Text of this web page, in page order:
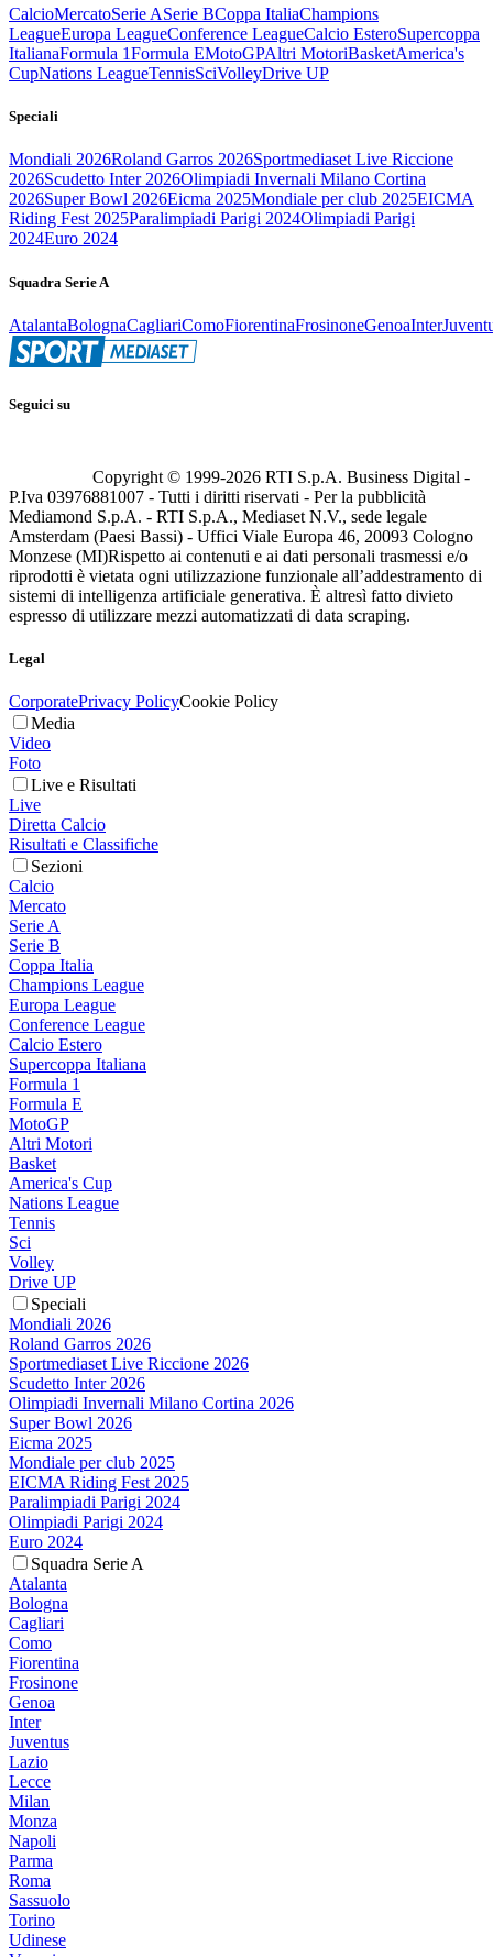
CalcioMercatoSerie ASerie BCoppa ItaliaChampions
LeagueEuropa LeagueConference LeagueCalcio EsteroSupercoppa
ItalianaFormula 1Formula EMotoGPAltri MotoriBasketAmerica's
CupNations LeagueTennisSciVolleyDrive UP
Speciali
Mondiali 2026Roland Garros 2026Sportmediaset Live Riccione
2026Scudetto Inter 2026Olimpiadi Invernali Milano Cortina
2026Super Bowl 2026Eicma 2025Mondiale per club 2025EICMA
Riding Fest 2025Paralimpiadi Parigi 2024Olimpiadi Parigi
2024Euro 2024
Squadra Serie A
AtalantaBolognaCagliariComoFiorentinaFrosinoneGenoaInter
Seguici su
Copyright © 1999-2026 RTI S.p.A. Business Digital -
P.Iva 03976881007 - Tutti i diritti riservati - Per la pubblicità
Mediamond S.p.A. - RTI S.p.A., Mediaset N.V., sede legale
Amsterdam (Paesi Bassi) - Uffici Viale Europa 46, 20093 Cologno
Monzese (MI)Rispetto ai contenuti e ai dati personali trasmessi e/o
riprodotti è vietata ogni utilizzazione funzionale all’addestramento di
sistemi di intelligenza artificiale generativa. È altresì fatto divieto
espresso di utilizzare mezzi automatizzati di data scraping.
Legal
CorporatePrivacy PolicyCookie Policy
Media
Video
Foto
Live e Risultati
Live
Diretta Calcio
Risultati e Classifiche
Sezioni
Calcio
Mercato
Serie A
Serie B
Coppa Italia
Champions League
Europa League
Conference League
Calcio Estero
Supercoppa Italiana
Formula 1
Formula E
MotoGP
Altri Motori
Basket
America's Cup
Nations League
Tennis
Sci
Volley
Drive UP
Speciali
Mondiali 2026
Roland Garros 2026
Sportmediaset Live Riccione 2026
Scudetto Inter 2026
Olimpiadi Invernali Milano Cortina 2026
Super Bowl 2026
Eicma 2025
Mondiale per club 2025
EICMA Riding Fest 2025
Paralimpiadi Parigi 2024
Olimpiadi Parigi 2024
Euro 2024
Squadra Serie A
Atalanta
Bologna
Cagliari
Como
Fiorentina
Frosinone
Genoa
Inter
Juventus
Lazio
Lecce
Milan
Monza
Napoli
Parma
Roma
Sassuolo
Torino
Udinese